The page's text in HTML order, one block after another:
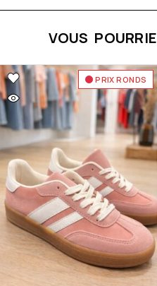
VOUS
PRIX RONDS